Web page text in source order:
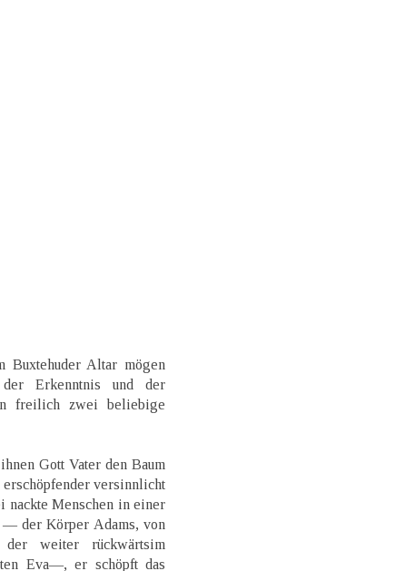
Altar mögen
Erkenntnis und der
freilich zwei beliebige
Gott Vater den Baum
versinnlicht
nackte Menschen in einer
der Körper Adams, von
der weiter rückwärtsim
Eva—, er schöpft das